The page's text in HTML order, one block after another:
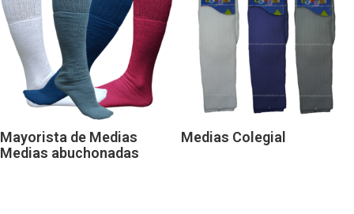
Mayorista de Medias
Medias abuchonadas
Medias Colegial